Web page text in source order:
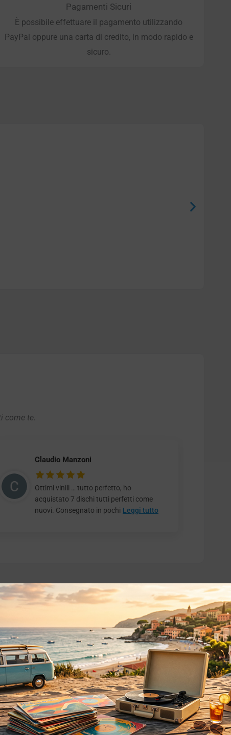
Pagamenti Sicuri
È possibile effettuare il pagamento utilizzando
PayPal oppure una carta di credito, in modo rapido e
sicuro.
come te.
Claudio Manzoni
Ottimi vinili … tutto perfetto, ho
acquistato 7 dischi tutti perfetti come
nuovi. Consegnato in pochi Leggi tutto
essere interessati!
Privacy
Privacy Policy